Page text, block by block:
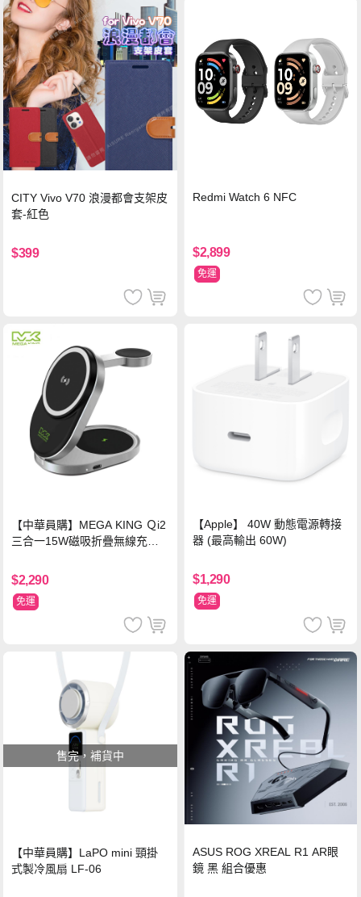
CITY Vivo V70 浪漫都會支架皮
套-紅色
$399
Redmi Watch 6 NFC
$2,899
免運
【中華員購】MEGA KING Ｑi2
三合一15W磁吸折疊無線充電
$2,290
免運
【Apple】 40W 動態電源轉接
器 (最高輸出 60W)
$1,290
免運
售完，補貨中
【中華員購】LaPO mini 頸掛
式製冷風扇 LF-06
ASUS ROG XREAL R1 AR眼
鏡 黑 組合優惠